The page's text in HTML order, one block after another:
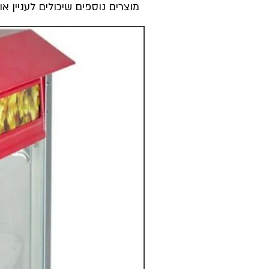
מוצרים נוספים שיכולים לעניין